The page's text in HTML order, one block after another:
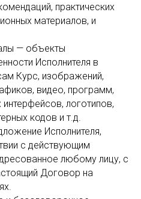
практических
материалов, и
— объекты
Исполнителя в
Курс, изображений,
видео, программ,
логотипов,
кодов и т.д.
Исполнителя,
с действующим
любому лицу, с
Договор на